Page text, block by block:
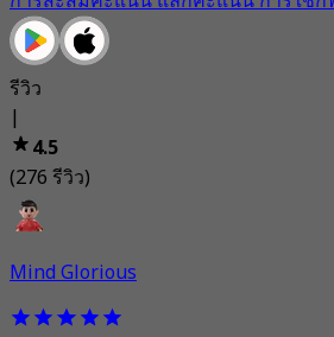
รีวิว
|
4.5
(276 รีวิว)
Mind Glorious